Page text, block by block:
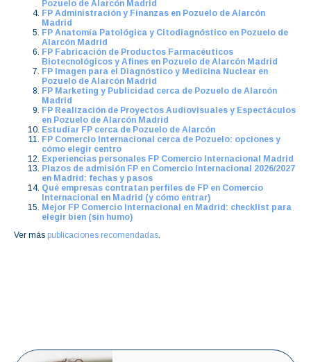
Pozuelo de Alarcón Madrid
FP Administración y Finanzas en Pozuelo de Alarcón
Madrid
FP Anatomía Patológica y Citodiagnóstico en Pozuelo de
Alarcón Madrid
FP Fabricación de Productos Farmacéuticos
Biotecnológicos y Afines en Pozuelo de Alarcón Madrid
FP Imagen para el Diagnóstico y Medicina Nuclear en
Pozuelo de Alarcón Madrid
FP Marketing y Publicidad cerca de Pozuelo de Alarcón
Madrid
FP Realización de Proyectos Audiovisuales y Espectáculos
en Pozuelo de Alarcón Madrid
Estudiar FP cerca de Pozuelo de Alarcón
FP Comercio Internacional cerca de Pozuelo: opciones y
cómo elegir centro
Experiencias personales FP Comercio Internacional Madrid
Plazos de admisión FP en Comercio Internacional 2026/2027
en Madrid: fechas y pasos
Qué empresas contratan perfiles de FP en Comercio
Internacional en Madrid (y cómo entrar)
Mejor FP Comercio Internacional en Madrid: checklist para
elegir bien (sin humo)
Ver más publicaciones recomendadas